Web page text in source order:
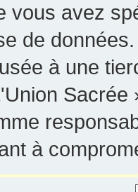
vous avez
de
à une
Sacrée
à